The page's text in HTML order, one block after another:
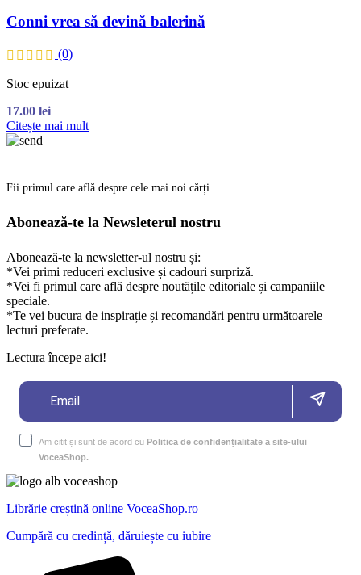
Conni vrea să devină balerină
(0)
Stoc epuizat
17.00 lei
Citește mai mult
Fii primul care află despre cele mai noi cărți
Abonează-te la Newsleterul nostru
Abonează-te la newsletter-ul nostru și:
*Vei primi reduceri exclusive și cadouri surpriză.
*Vei fi primul care află despre noutățile editoriale și campaniile
speciale.
*Te vei bucura de inspirație și recomandări pentru următoarele
lecturi preferate.
Lectura începe aici!
Am citit și sunt de acord cu Politica de confidențialitate a site-ului
VoceaShop.
Librărie creștină online VoceaShop.ro
Cumpără cu credință, dăruiește cu iubire